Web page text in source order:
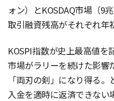
ォン）とKOSDAQ市場（9
取引融資残高がそれぞれ年
KOSPI指数が史上最高値を
市場がラリーを続けた影響
「両刃の剣」になり得る
入金を適時に返済できない